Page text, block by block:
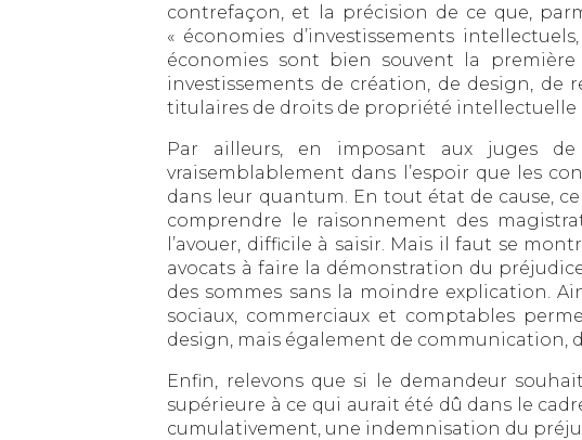
contrefaçon, et la précision de ce que,
« économies d’investissements
économies sont bien souvent la
investissements de création, de design, de
titulaires de droits de propriété intellectuelle
Par ailleurs, en imposant aux juges
vraisemblablement dans l’espoir que les
dans leur quantum. En tout état de cause,
comprendre le raisonnement des
l’avouer, difficile à saisir. Mais il faut se
avocats à faire la démonstration du
des sommes sans la moindre explication.
sociaux, commerciaux et comptables
design, mais également de communication,
Enfin, relevons que si le demandeur
supérieure à ce qui aurait été dû dans le
cumulativement, une indemnisation du